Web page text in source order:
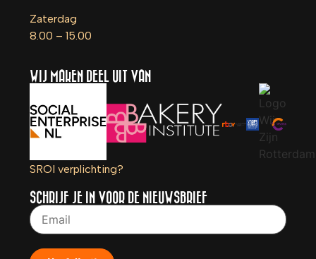
Zaterdag
8.00 – 15.00
WIJ MAKEN DEEL UIT VAN
SROI verplichting?
SCHRIJF JE IN VOOR DE NIEUWSBRIEF